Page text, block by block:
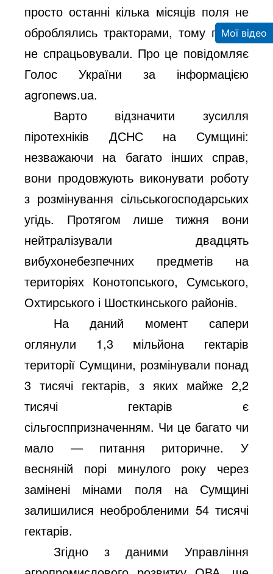
просто останні кілька місяців поля не
оброблялись тракторами, тому пастки
не спрацьовували. Про це повідомляє
Голос України за інформацією
agronews.ua.
Варто відзначити зусилля
піротехніків ДСНС на Сумщині:
незважаючи на багато інших справ,
вони продовжують виконувати роботу
з розмінування сільськогосподарських
угідь. Протягом лише тижня вони
нейтралізували двадцять
вибухонебезпечних предметів на
територіях Конотопського, Сумського,
Охтирського і Шосткинського районів.
На даний момент сапери
оглянули 1,3 мільйона гектарів
території Сумщини, розмінували понад
3 тисячі гектарів, з яких майже 2,2
тисячі гектарів є
сільгосппризначенням. Чи це багато чи
мало — питання риторичне. У
весняній порі минулого року через
замінені мінами поля на Сумщині
залишилися необробленими 54 тисячі
гектарів.
Згідно з даними Управління
Мої відео